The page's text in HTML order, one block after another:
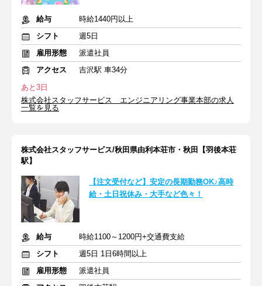
給与
時給1440円以上
シフト
週5日
雇用形態
派遣社員
アクセス
吉沢駅 車34分
あと3日
株式会社スタッフサービス エンジニアリング事業本部の求人
一覧を見る
株式会社スタッフサービス/秋田県由利本荘市・秋田【羽後本荘
駅】
【注文受付など】安定の長期勤務OK♪高時
給・土日祝休み・大手など色々！
給与
時給1100～1200円+交通費支給
シフト
週5日 1日6時間以上
雇用形態
派遣社員